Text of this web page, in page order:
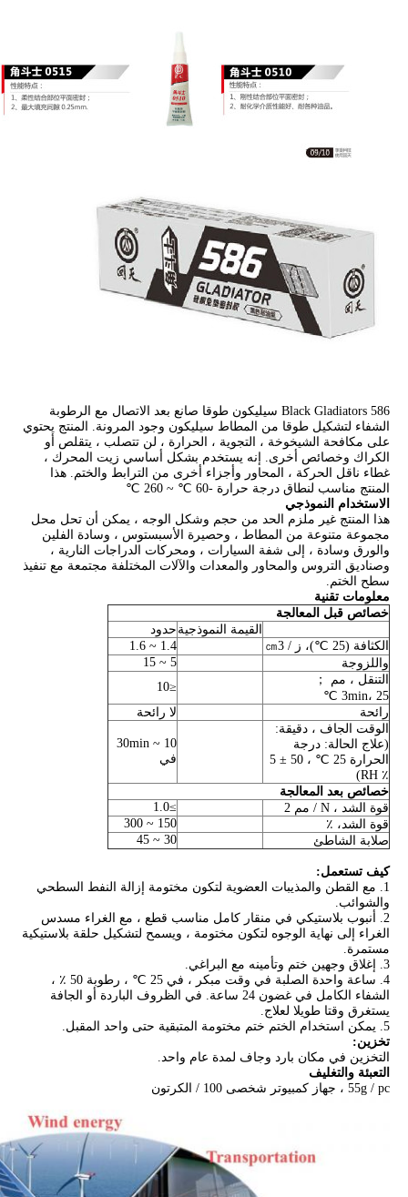
586 Black Gladiators سيليكون طوقا صانع بعد الاتصال مع الرطوبة
الشفاء لتشكيل طوقا من المطاط سيليكون وجود المرونة. المنتج يحتوي
على مكافحة الشيخوخة ، التجوية ، الحرارة ، لن تتصلب ، يتقلص أو
الكراك وخصائص أخرى. إنه يستخدم بشكل أساسي زيت المحرك ،
غطاء ناقل الحركة ، المحاور وأجزاء أخرى من الترابط والختم. هذا
المنتج مناسب لنطاق درجة حرارة -60 ℃ ~ 260 ℃
الاستخدام النموذجي
هذا المنتج غير ملزم الحد من حجم وشكل الوجه ، يمكن أن تحل محل
مجموعة متنوعة من المطاط ، وحصيرة الأسبستوس ، وسادة الفلين
والورق وسادة ، إلى شفة السيارات ، ومحركات الدراجات النارية ،
وصناديق التروس والمحاور والمعدات والآلات المختلفة مجتمعة مع تنفيذ
سطح الختم.
معلومات تقنية
خصائص قبل المعالجة
القيمة النموذجية حدود
الكثافة (25 ℃)، ز / ㎝3
1.4 ~ 1.6
واللزوجة
5 ~ 15
التنقل ، مم ；
3min، 25 ℃
≤10
رائحة
لا رائحة
الوقت الجاف ، دقيقة:
(علاج الحالة: درجة
الحرارة 25 ℃ ، 50 ± 5
٪ RH)
10 ~ 30min
في
خصائص بعد المعالجة
قوة الشد ، N / مم 2
≥1.0
قوة الشد، ٪
150 ~ 300
صلابة الشاطئ
30 ~ 45
كيف تستعمل:
1. مع القطن والمذيبات العضوية لتكون مختومة إزالة النفط السطحي
والشوائب.
2. أنبوب بلاستيكي في منقار كامل مناسب قطع ، مع الغراء مسدس
الغراء إلى نهاية الوجوه لتكون مختومة ، ويسمح لتشكيل حلقة بلاستيكية
مستمرة.
3. إغلاق وجهين ختم وتأمينه مع البراغي.
4. ساعة واحدة الصلبة في وقت مبكر ، في 25 ℃ ، رطوبة 50 ٪ ،
الشفاء الكامل في غضون 24 ساعة. في الظروف الباردة أو الجافة
يستغرق وقتا طويلا لعلاج.
5. يمكن استخدام الختم ختم مختومة المتبقية حتى واحد المقبل.
تخزين:
التخزين في مكان بارد وجاف لمدة عام واحد.
التعبئة والتغليف
55g / pc ، جهاز كمبيوتر شخصى 100 / الكرتون